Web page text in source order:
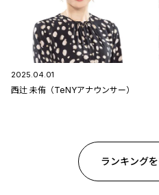
2025.04.01
西辻 未侑（TeNYアナウンサー）
ランキング